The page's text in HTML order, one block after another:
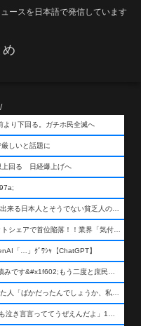
ースを日本語で発信しています
より下回る。ガチホ民全滅へ
しいと話題に
上回る 日経爆上げへ
【高市格差】キオクシア株を買う400万円を用意出来る日本人とそうでない貧乏人の差が超広まるって事よ
【悲報】ファナック、長年守り抜いた産業ロボットシェアで首位陥落！！業界「気付いたら一気に抜かれていた…」
「…」ｸﾞﾜｼｬ【ChatGPT】
2025年までに家買ってない奴、ハッキリ言って積みです&#x1f602;もう二度と庶民が買える値段になりません&#x1f602;&#x1f602;&#x1f602;
【高市悲報】みんなで大家さんに400万円出資した人「ばかだったんでしょうか、私は&#x1f622;」
Z世代「就職氷河期？努力不足の中年がいつまでも泣き言言っててうぜえんだよ」1万いいね